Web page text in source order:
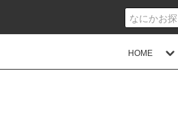
HOME